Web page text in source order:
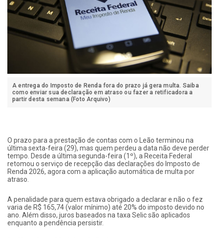
A entrega do Imposto de Renda fora do prazo já gera multa. Saiba
como enviar sua declaração em atraso ou fazer a retificadora a
partir desta semana (Foto Arquivo)
O prazo para a prestação de contas com o Leão terminou na
última sexta-feira (29), mas quem perdeu a data não deve perder
tempo. Desde a última segunda-feira (1º), a Receita Federal
retomou o serviço de recepção das declarações do Imposto de
Renda 2026, agora com a aplicação automática de multa por
atraso.
A penalidade para quem estava obrigado a declarar e não o fez
varia de R$ 165,74 (valor mínimo) até 20% do imposto devido no
ano. Além disso, juros baseados na taxa Selic são aplicados
enquanto a pendência persistir.